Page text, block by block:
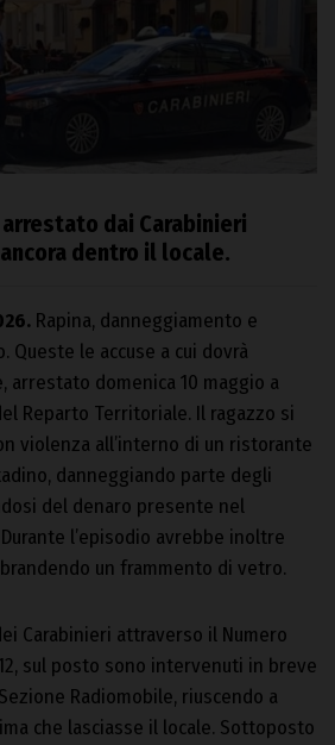
dai Carabinieri
dentro il locale.
Rapina, danneggiamento e
Queste le accuse a cui dovrà
arrestato domenica 10 maggio a
Reparto Territoriale. Il ragazzo si
violenza all’interno di un ristorante
danneggiando parte degli
del denaro presente nel
l’episodio avrebbe inoltre
un frammento di vetro.
Carabinieri attraverso il Numero
sul posto sono intervenuti in breve
Radiomobile, riuscendo a
che lasciasse il locale. Sottoposto